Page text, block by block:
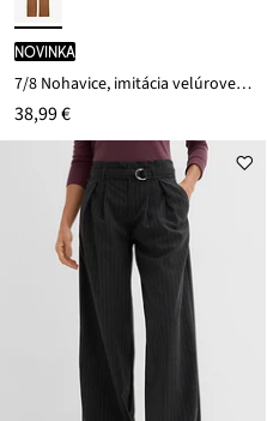
novinka
7/8 Nohavice, imitácia velúrovej kože
38,99 €